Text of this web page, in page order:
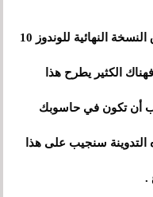
وبما أن مايكروسوفت قد قامت بإطلاق النسخة النهائية للوندوز 10
الكثير يطرح هذا
أن تكون في حاسوبك
التدوينة سنجيب على هذا
.